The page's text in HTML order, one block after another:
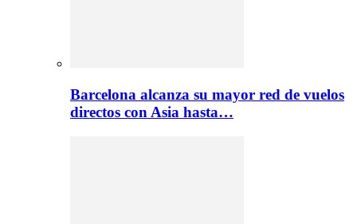
Barcelona alcanza su mayor red de vuelos
directos con Asia hasta…